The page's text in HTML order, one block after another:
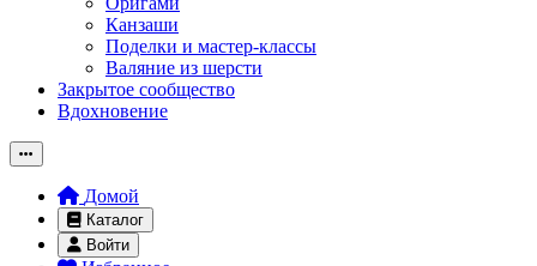
Канзаши
Поделки и мастер-классы
Валяние из шерсти
Закрытое сообщество
Вдохновение
Домой
Каталог
Войти